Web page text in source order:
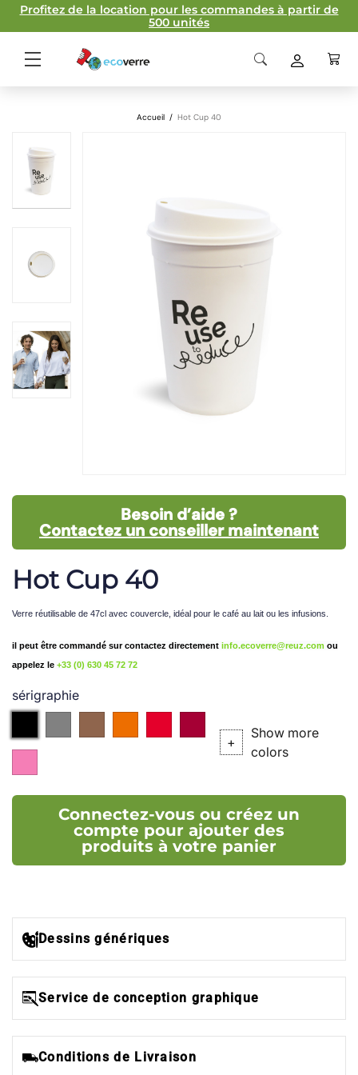
Profitez de la location pour les commandes à partir de
500 unités
Accueil / Hot Cup 40
Besoin d’aide ?
Contactez un conseiller maintenant
Hot Cup 40
Verre réutilisable de 47cl avec couvercle, idéal pour le café au lait ou les infusions.
il peut être commandé surcontactez directement info.ecoverre@reuz.com ou
appelez le +33 (0) 630 45 72 72
sérigraphie
(P.
(P.
(P.021C)(P.485C)(P.207C)
(019
(P.211C)
+
Show more
colors
Connectez-vous ou créez un
compte pour ajouter des
produits à votre panier
Dessins génériques
Service de conception graphique
Conditions de Livraison
Polypropylène
Gabarit d'impression
Normes d'impression